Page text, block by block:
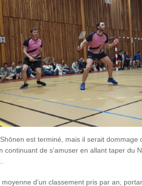
est terminé, mais il serait dommage
continuant de s’amuser en allant taper du
d’un classement pris par an,